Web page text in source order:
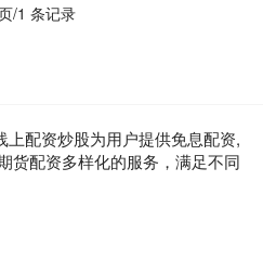
/1 条记录
配资炒股为用户提供免息配资,
货配资多样化的服务，满足不同